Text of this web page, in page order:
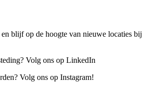
blijf op de hoogte van nieuwe locaties bij
Volg ons op LinkedIn
Volg ons op Instagram!